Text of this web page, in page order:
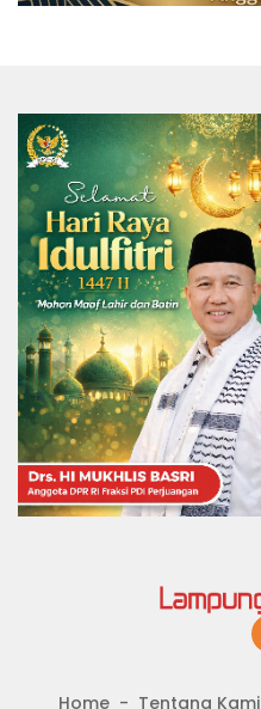
Home Tentang Kami